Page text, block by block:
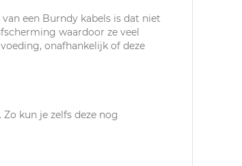
een Burndy kabels is dat niet
waardoor ze veel
onafhankelijk of deze
kun je zelfs deze nog